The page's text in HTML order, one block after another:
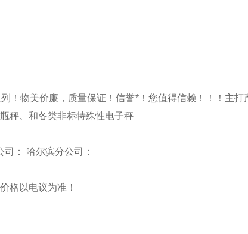
！物美价廉，质量保证！信誉*！您值得信赖！！！主打
秤、和各类非标特殊性电子秤
： 哈尔滨分公司：
格以电议为准！